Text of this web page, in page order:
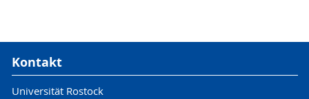
Kontakt
Universität Rostock